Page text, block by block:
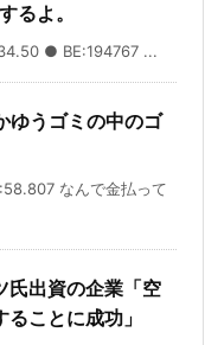
るよ。
● BE:194767 ...
うゴミの中のゴ
なんで金払って
氏出資の企業「空
ことに成功」